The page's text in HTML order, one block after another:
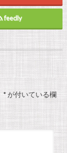
feedly
*が付いている欄